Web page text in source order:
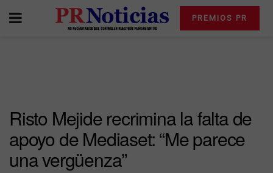
PREMIOS PR
Risto Mejide recrimina la falta de
apoyo de Mediaset: “Me parece
una vergüenza”